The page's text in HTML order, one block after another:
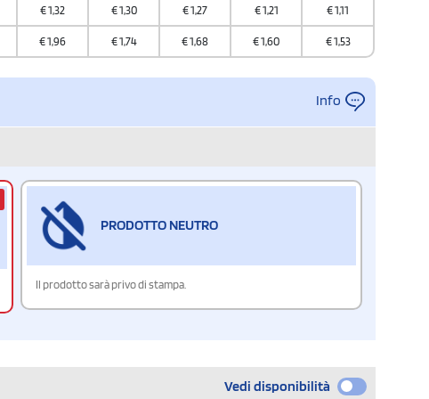
€1,32 €1,30 €1,27 €1,21 €1,11
€1,96 €1,74 €1,68 €1,60 €1,53
Info
PRODOTTO NEUTRO
Il prodotto sarà privo di stampa.
Vedi disponibilità